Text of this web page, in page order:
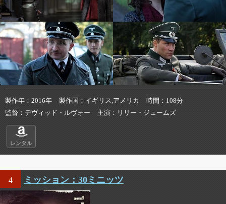
製作年 2016年 製作国 イギリス,アメリカ 時間
108分
監督
デヴィッド・ルヴォー 主演 リリー・ジェームズ
レンタル
4 ミッション：30ミニッツ